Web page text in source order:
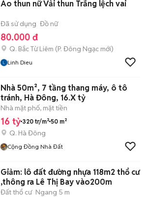
Áo thun nữ Vải thun Trắng lệch vai
Đã sử dụng Đồ nữ
80.000 đ
Q. Bắc Từ Liêm (P. Đông Ngạc mới)
Linh Dieu
Nhà 50m², 7 tầng thang máy, ô tô
tránh, Hà Đông, 16.X tỷ
Nhà mặt phố, mặt tiền
16 tỷ 320 tr/m² 50 m²
Q. Hà Đông
Cộng Đồng Nhà Đất
Giảm: lô đất đường nhựa 118m2 thổ cư
,thông ra Lê Thị Bay vào200m
Đất thổ cư Ngang 5 m